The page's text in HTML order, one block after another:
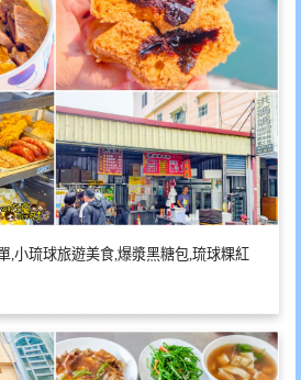
,小琉球旅遊美食,爆漿黑糖包,琉球粿紅